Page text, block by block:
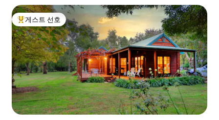
상위 게스트 선호
게스트 선호